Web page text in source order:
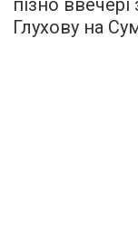
пізно
Глухову на